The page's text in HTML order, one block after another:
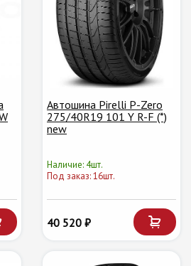
Автошина Pirelli P-Zero
275/40R19 101 Y R-F (*)
new
Наличие: 4шт.
Под заказ: 16шт.
40 520 ₽